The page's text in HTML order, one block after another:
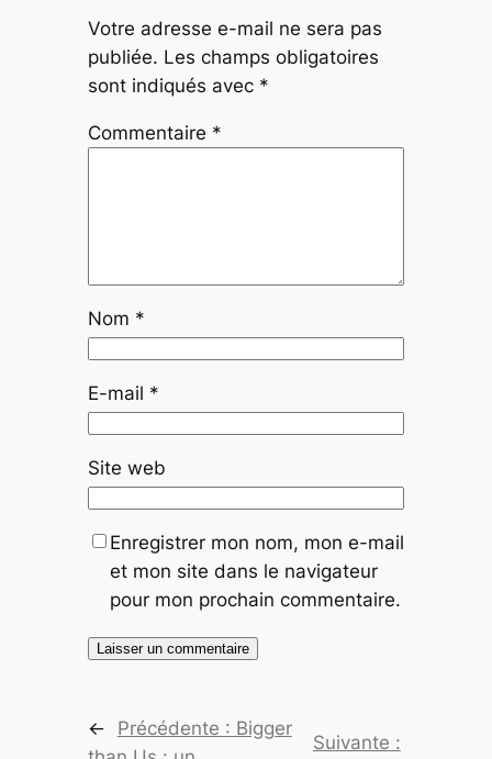
Votre adresse e-mail ne sera pas
publiée. Les champs obligatoires
sont indiqués avec *
Commentaire *
Nom *
E-mail *
Site web
Enregistrer mon nom, mon e-mail
et mon site dans le navigateur
pour mon prochain commentaire.
← Précédente : Bigger
Suivante :